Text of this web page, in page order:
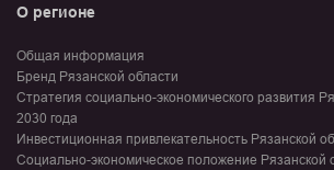
О регионе
Общая информация
Бренд Рязанской области
Стратегия социально-экономического развития
2030 года
Инвестиционная привлекательность Рязанской
Социально-экономическое положение Рязанской